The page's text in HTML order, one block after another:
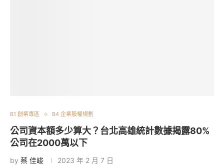
B1 創業專區 B4 企業股權規劃
公司資本額多少算大？台北高雄統計數據揭露80%
公司在2000萬以下
by 蔡 佳峻 2023 年 2 月 7 日